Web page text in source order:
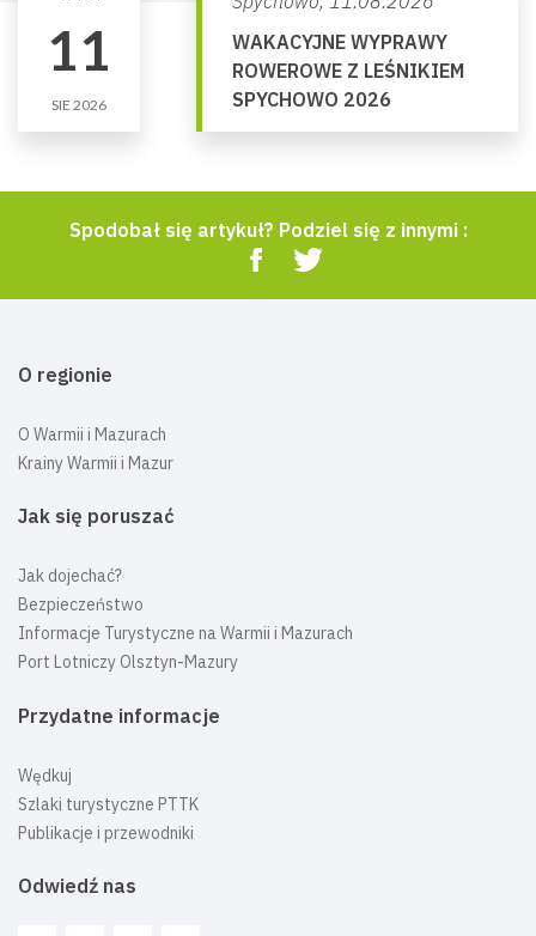
11
SIE 2026
WAKACYJNE WYPRAWY
ROWEROWE Z LEŚNIKIEM
SPYCHOWO 2026
Spodobał się artykuł? Podziel się z innymi :
O regionie
O Warmii i Mazurach
Krainy Warmii i Mazur
Jak się poruszać
Jak dojechać?
Bezpieczeństwo
Informacje Turystyczne na Warmii i Mazurach
Port Lotniczy Olsztyn-Mazury
Przydatne informacje
Wędkuj
Szlaki turystyczne PTTK
Publikacje i przewodniki
Odwiedź nas